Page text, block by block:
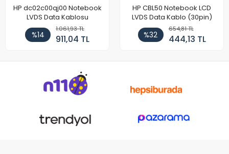
HP dc02c00qj00 Notebook
LVDS Data Kablosu
%14
1.061,93 TL
911,04 TL
HP CBL50 Notebook LCD
LVDS Data Kablo (30pin)
%32
654,81 TL
444,13 TL